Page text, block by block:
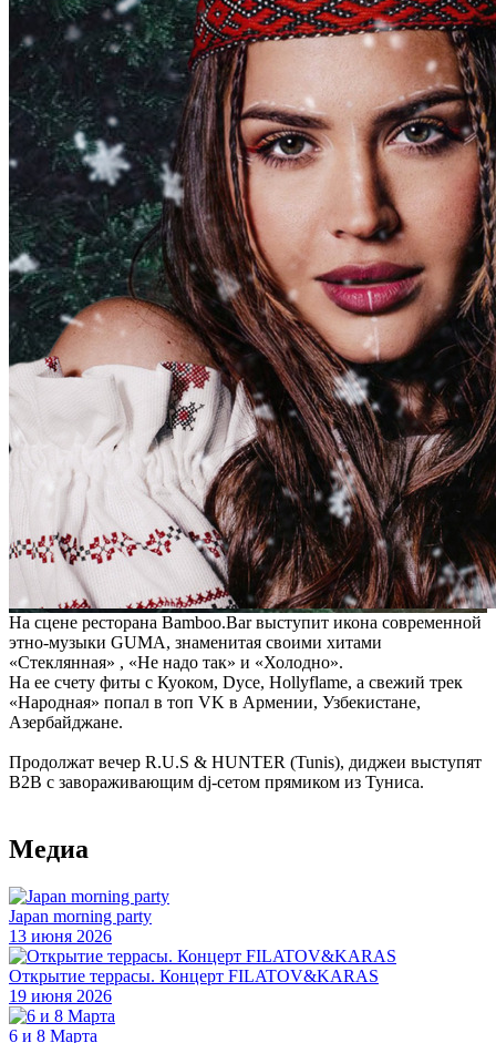
На сцене ресторана Bamboo.Bar выступит икона современной
этно-музыки GUMA, знаменитая своими хитами
«Стеклянная» , «Не надо так» и «Холодно».
На ее счету фиты с Куоком, Dyce, Hollyflame, а свежий трек
«Народная» попал в топ VK в Армении, Узбекистане,
Азербайджане.
Продолжат вечер R.U.S & HUNTER (Tunis), диджеи выступят
B2B с завораживающим dj-сетом прямиком из Туниса.
Медиа
Japan morning party
13 июня 2026
Открытие террасы. Концерт FILATOV&KARAS
19 июня 2026
6 и 8 Марта